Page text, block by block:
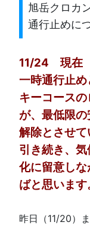
旭岳クロカ
通行止めに
11/24 現在
一時通行止
キーコース
が、最低限
解除とさせて
引き続き、
化に留意し
ばと思います
昨日（11/20）